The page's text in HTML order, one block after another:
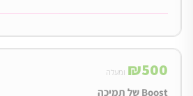
₪500 ומעלה
Boost של תמיכה